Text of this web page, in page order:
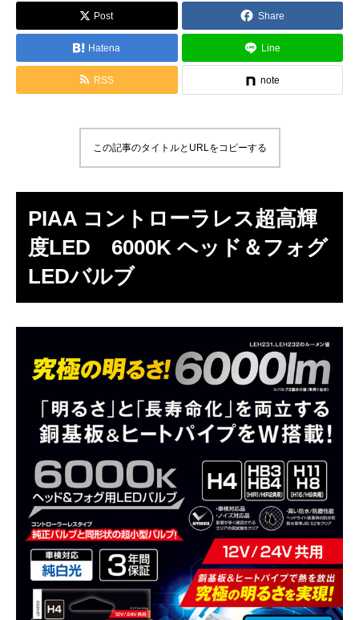
Post Share
Hatena Line
RSS note
この記事のタイトルとURLをコピーする
PIAA コントローラレス超高輝
度LED 6000K ヘッド＆フォグ
LEDバルブ